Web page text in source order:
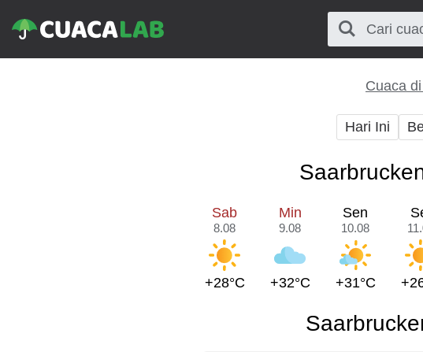
Cuaca
Hari Ini
Sab
8.08
+28°C
Min
9.08
+32°C
Sen
10.08
+31°C